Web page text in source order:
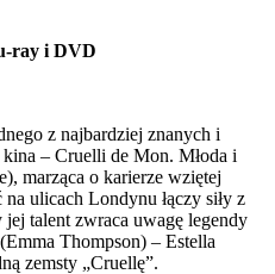
ray i DVD
z najbardziej znanych i
– Cruelli de Mon. Młoda i
marząca o karierze wziętej
ulicach Londynu łączy siły z
talent zwraca uwagę legendy
Thompson) – Estella
zemsty „Cruellę”.